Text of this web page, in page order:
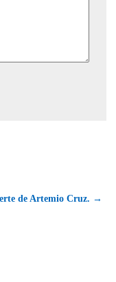
de Artemio Cruz. →